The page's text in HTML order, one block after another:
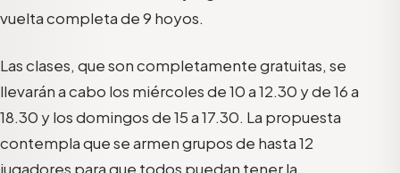
vuelta completa de 9 hoyos.
Las clases, que son completamente gratuitas, se
llevarán a cabo los miércoles de 10 a 12.30 y de 16 a
18.30 y los domingos de 15 a 17.30. La propuesta
contempla que se armen grupos de hasta 12
jugadores para que todos puedan tener la